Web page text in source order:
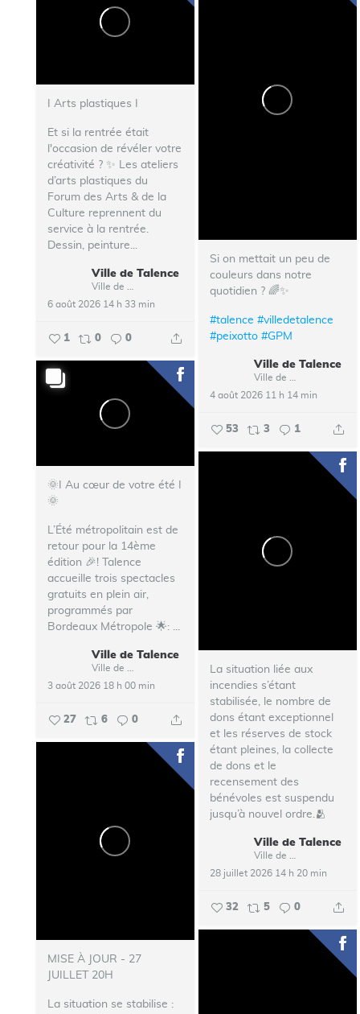
I Arts plastiques I
Et si la rentrée était
l'occasion de révéler votre
créativité ? ✨ Les ateliers
d’arts plastiques du
Forum des Arts & de la
Culture reprennent du
service à la rentrée.
Dessin, peinture...
Ville de Talence
6 août 2026 14 h 33 min
1 0 0
Si on mettait un peu de
couleurs dans notre
quotidien ? 🌈✨
#talence #villedetalence
#peixotto #GPM
Ville de Talence
4 août 2026 11 h 14 min
53 3 1
🌞I Au cœur de votre été I
🌞
L’Été métropolitain est de
retour pour la 14ème
édition 🎉!
Talence
accueille trois spectacles
gratuits en plein air,
programmés par
Bordeaux Métropole 🌟: ...
Ville de Talence
3 août 2026 18 h 00 min
27 6 0
La situation liée aux
incendies s’étant
stabilisée, le nombre de
dons étant exceptionnel
et les réserves de stock
étant pleines, la collecte
de dons et le
recensement des
bénévoles est suspendu
jusqu’à nouvel ordre.🫂
Ville de Talence
28 juillet 2026 14 h 20 min
32 5 0
MISE À JOUR - 27
JUILLET 20H
La situation se stabilise :